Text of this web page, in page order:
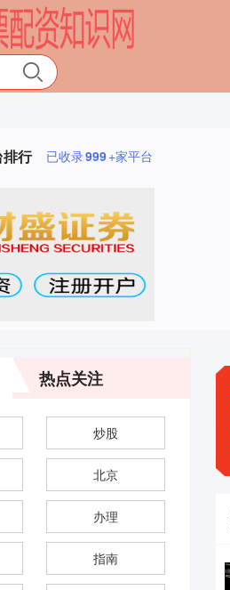
行 已收录999+家平台
热点关注
炒股
北京
办理
指南